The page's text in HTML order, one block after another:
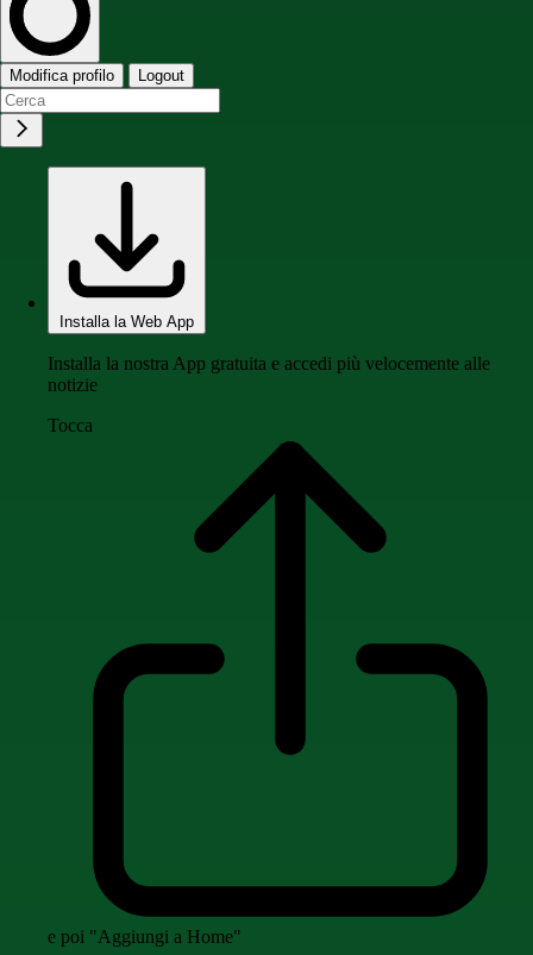
Modifica profilo Logout
Installa la Web App
Installa la nostra App gratuita e accedi più velocemente alle
notizie
Tocca
e poi "Aggiungi a Home"